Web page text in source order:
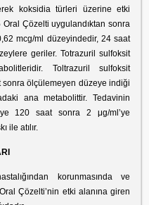
koksidia türleri üzerine etki
Oral Çözelti uygulandıktan sonra
mcg/ml düzeyindedir, 24 saat
geriler. Totrazuril sulfoksit
Toltrazuril sulfoksit
ölçülemeyen düzeye indiği
ana metabolittir. Tedavinin
120 saat sonra 2 μg/ml’ye
ile atılır.
korunmasında ve
Çözelti’nin etki alanına giren